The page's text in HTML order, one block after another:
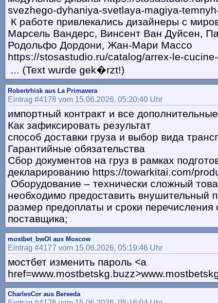
svezhego-dyhaniya-svetlaya-magiya-
К работе привлекались дизайнеры с
Марсель Вандерс, Винсент Ван Дуйсен,
Родольфо Дордони, Жан-Мари Массо
https://stosastudio.ru/catalog/arrex-le-
... (Text wurde gek�rzt!)
Robertrhisk aus La Primavera
Eintrag #4178 vom 15.06.2026, 05:20:40 Uhr
импортный контракт и все
Как зафиксировать результат
способ доставки груза и выбор вида
Гарантийные обязательства
Сбор документов на груз в рамках
декларированию https://towarkitai.com/
Оборудование – технически сложный
необходимо предоставить внушительный
размер предоплаты и сроки перечисления
поставщика;
mostbet_bwOl aus Moscow
Eintrag #4177 vom 15.06.2026, 05:19:46 Uhr
мостбет изменить пароль <a
CharlesCor aus Bereeda